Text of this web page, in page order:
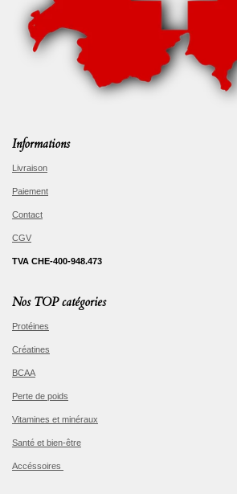
Informations
Livraison
Paiement
Contact
CGV
TVA CHE-400-948.473
Nos TOP catégories
Protéines
Créatines
BCAA
Perte de poids
Vitamines et minéraux
Santé et bien-être
Accéssoires